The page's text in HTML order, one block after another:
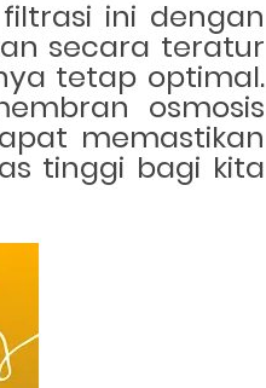
ini dengan
secara teratur
tetap optimal.
osmosis
memastikan
tinggi bagi kita